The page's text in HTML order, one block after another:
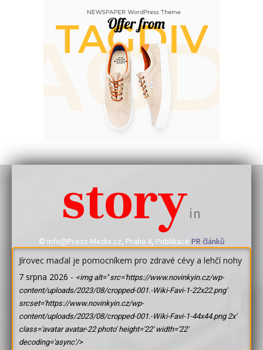
storyin
© info@Press-Media.cz, Praha 4, Publikace PR článků
Jírovec maďal je pomocníkem pro zdravé cévy a lehčí nohy
7 srpna 2026 - <img alt='' src='https://www.novinkyin.cz/wp-
content/uploads/2023/08/cropped-001.-Wiki-Favi-1-22x22.png'
srcset='https://www.novinkyin.cz/wp-
content/uploads/2023/08/cropped-001.-Wiki-Favi-1-44x44.png 2x'
class='avatar avatar-22 photo' height='22' width='22'
decoding='async'/>